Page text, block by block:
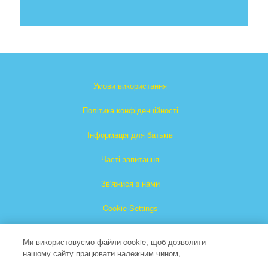
Умови використання
Політика конфіденційності
Інформація для батьків
Часті запитання
Зв'яжися з нами
Cookie Settings
Ми використовуємо файли cookie, щоб дозволити
нашому сайту працювати належним чином,